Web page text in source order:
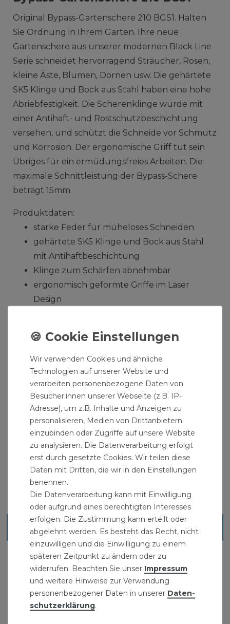
Original Bypass-Gartenschere 210 BGS1. Halten
Sie Ordnung in Ihrem Garten. Ihre neue
Gartenschere aus unserer modernen Black Line
Serie schneidet hervorragend Sträucher, Rosen,
kleine Äste, Blumen, Dornen usw. Die gehärtete
SK5 Klinge und Bock aus Stahl haben eine hohe
Abriebfestigkeit. Die Scherenklinge wurde mit
einer Antihaft- und Rostschutzbeschichtung
versehen, und schützt die Schneide vor Schmutz
und Korrosion. Der ergonomische Griff tut sein
Übriges für ein ermüdungsfreies Arbeiten. Die
maximale Schnittleistung der Bypass-Schere
beträgt 15mm.
Produktdaten:
starke Feder für müheloses Schneiden
gehärtete SK5 Klinge und Bock aus Stahl
mit Antihaftbeschichtung
Klinge zum Schärfen abnehmbar
ergonomisch geformte Griffe im Laser
Design
mit Aufhängloch
Material Griff: glasfaserverstärkter
Kunststoff
Länge der Klinge: 55mm
Gesamtabmessungen: 210x65x26mm
Gewicht: 0,204kg
Ähnliche Artikel
Wir verwenden Cookies und ähnliche
Technologien auf unserer Website und
verarbeiten personenbezogene Daten von
Besucher:innen unserer Webseite (z.B. IP-
Adresse), um z.B. Inhalte und Anzeigen zu
personalisieren, Medien von Drittanbietern
einzubinden oder Zugriffe auf unsere Website
zu analysieren. Die Datenverarbeitung erfolgt
erst durch gesetzte Cookies. Wir teilen diese
Daten mit Dritten, die wir in den Einstellungen
benennen.
Die Datenverarbeitung kann mit Einwilligung
oder aufgrund eines berechtigten Interesses
erfolgen. Die Zustimmung kann erteilt oder
abgelehnt werden. Es besteht das Recht, nicht
einzuwilligen und die Einwilligung zu einem
späteren Zeitpunkt zu ändern oder zu
widerrufen. Beachten Sie unser Impressum
und weitere Hinweise zur Verwendung
personenbezogener Daten in unserer Daten­
schutz­erklärung.